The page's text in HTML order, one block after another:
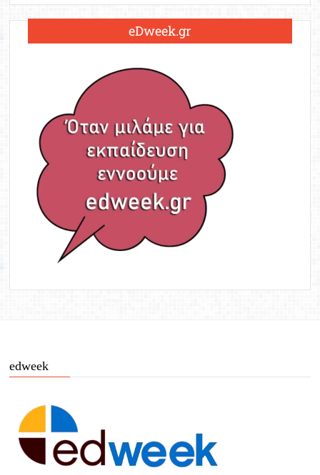
eDweek.gr
edweek